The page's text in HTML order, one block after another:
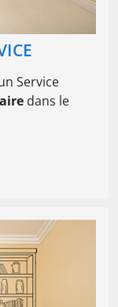
Service
dans le